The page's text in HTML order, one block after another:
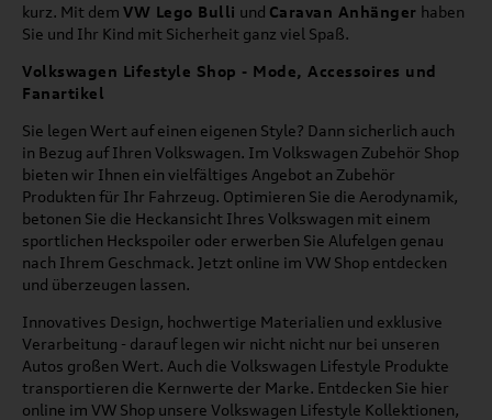
kurz. Mit dem VW Lego Bulli und Caravan Anhänger haben
Sie und Ihr Kind mit Sicherheit ganz viel Spaß.
Volkswagen Lifestyle Shop - Mode, Accessoires und
Fanartikel
Sie legen Wert auf einen eigenen Style? Dann sicherlich auch
in Bezug auf Ihren Volkswagen. Im Volkswagen Zubehör Shop
bieten wir Ihnen ein vielfältiges Angebot an Zubehör
Produkten für Ihr Fahrzeug. Optimieren Sie die Aerodynamik,
betonen Sie die Heckansicht Ihres Volkswagen mit einem
sportlichen Heckspoiler oder erwerben Sie Alufelgen genau
nach Ihrem Geschmack. Jetzt online im VW Shop entdecken
und überzeugen lassen.
Innovatives Design, hochwertige Materialien und exklusive
Verarbeitung - darauf legen wir nicht nicht nur bei unseren
Autos großen Wert. Auch die Volkswagen Lifestyle Produkte
transportieren die Kernwerte der Marke. Entdecken Sie hier
online im VW Shop unsere Volkswagen Lifestyle Kollektionen,